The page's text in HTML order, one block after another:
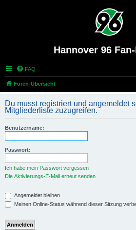
Hannover 96
FAQ
Foren-Übersicht
Du musst registriert und angemeldet
Mitgliederliste zuzugreifen.
Benutzername:
Passwort:
Ich habe mein Passwort vergessen
Die Aktivierungs-E-Mail erneut senden
Angemeldet bleiben
Meinen Online-Status während dieser Sitzung